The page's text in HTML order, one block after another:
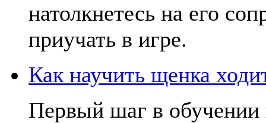
натолкнетесь на его
приучать в игре.
Как научить щенка
Первый шаг в